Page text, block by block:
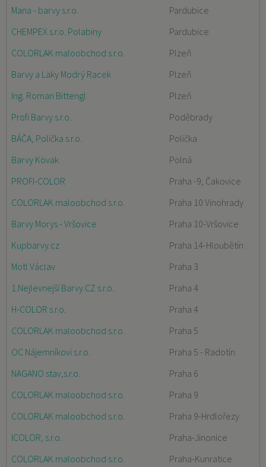
Mana - barvy s.r.o.
Pardubice
CHEMPEX s.r.o. Polabiny
Pardubice
COLORLAK maloobchod s.r.o.
Plzeň
Barvy a Laky Modrý Racek
Plzeň
Ing. Roman Bittengl
Plzeň
Profi Barvy s.r.o.
Poděbrady
BÁČA, Polička s.r.o.
Polička
Barvy Kövak
Polná
PROFI-COLOR
Praha -9, Čakovice
COLORLAK maloobchod s.r.o.
Praha 10 Vinohrady
Barvy Morys - Vršovice
Praha 10-Vršovice
Kupbarvy.cz
Praha 14-Hloubětín
Motl Václav
Praha 3
1.Nejlevnejší Barvy.CZ s.r.o.
Praha 4
H-COLOR s.r.o.
Praha 4
COLORLAK maloobchod s.r.o.
Praha 5
OC Nájemníkovi s.r.o.
Praha 5 - Radotín
NAGANO stav,s.r.o.
Praha 6
COLORLAK maloobchod s.r.o.
Praha 9
COLORLAK maloobchod s.r.o.
Praha 9-Hrdlořezy
ICOLOR, s.r.o.
Praha-Jinonice
COLORLAK maloobchod s.r.o.
Praha-Kunratice